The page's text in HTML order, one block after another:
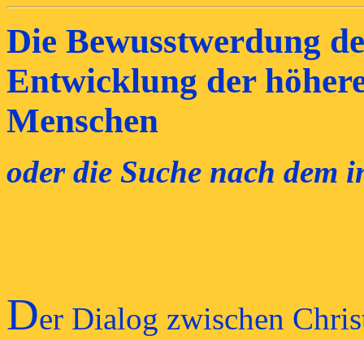
Die Bewusstwerdung
Entwicklung der
Menschen
oder die Suche nach dem
Der Dialog zwischen